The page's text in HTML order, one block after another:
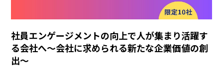
社員エンゲージメントの向上で人が集まり活躍す
る会社へ～会社に求められる新たな企業価値の創
出～